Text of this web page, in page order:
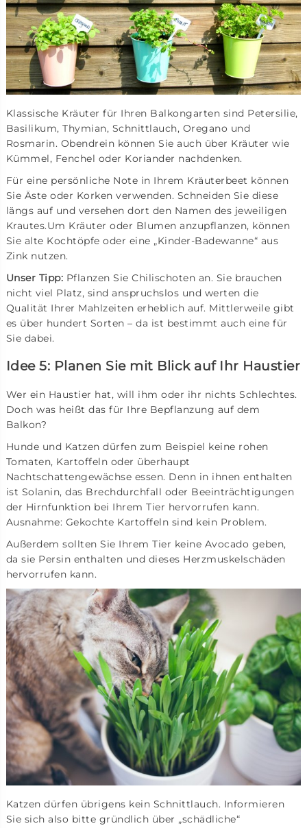
Klassische Kräuter für Ihren Balkongarten sind Petersilie,
Basilikum, Thymian, Schnittlauch, Oregano und
Rosmarin. Obendrein können Sie auch über Kräuter wie
Kümmel, Fenchel oder Koriander nachdenken.
Für eine persönliche Note in Ihrem Kräuterbeet können
Sie Äste oder Korken verwenden. Schneiden Sie diese
längs auf und versehen dort den Namen des jeweiligen
Krautes.Um Kräuter oder Blumen anzupflanzen, können
Sie alte Kochtöpfe oder eine „Kinder-Badewanne“ aus
Zink nutzen.
Unser Tipp: Pflanzen Sie Chilischoten an. Sie brauchen
nicht viel Platz, sind anspruchslos und werten die
Qualität Ihrer Mahlzeiten erheblich auf. Mittlerweile gibt
es über hundert Sorten – da ist bestimmt auch eine für
Sie dabei.
Idee 5: Planen Sie mit Blick auf Ihr Haustier
Wer ein Haustier hat, will ihm oder ihr nichts Schlechtes.
Doch was heißt das für Ihre Bepflanzung auf dem
Balkon?
Hunde und Katzen dürfen zum Beispiel keine rohen
Tomaten, Kartoffeln oder überhaupt
Nachtschattengewächse essen. Denn in ihnen enthalten
ist Solanin, das Brechdurchfall oder Beeinträchtigungen
der Hirnfunktion bei Ihrem Tier hervorrufen kann.
Ausnahme: Gekochte Kartoffeln sind kein Problem.
Außerdem sollten Sie Ihrem Tier keine Avocado geben,
da sie Persin enthalten und dieses Herzmuskelschäden
hervorrufen kann.
Katzen dürfen übrigens kein Schnittlauch. Informieren
Sie sich also bitte gründlich über „schädliche“